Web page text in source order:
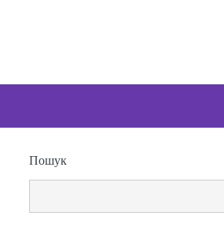
Пошук